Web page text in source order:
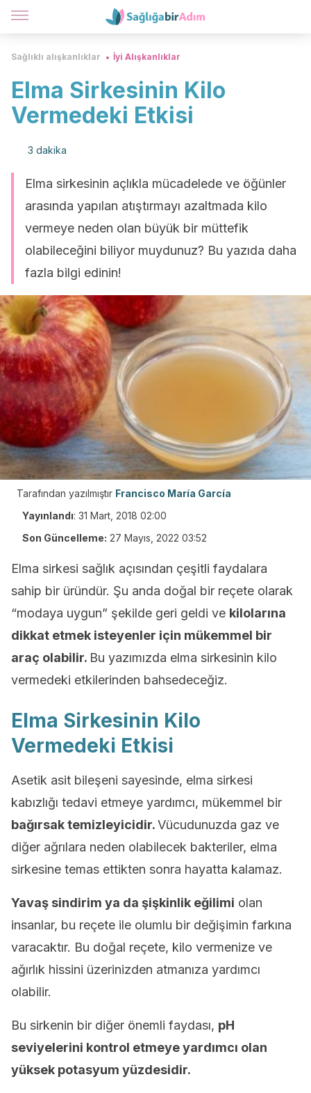
Sağlıklı alışkanlıklar İyi Alışkanlıklar
Elma Sirkesinin Kilo
Vermedeki Etkisi
3 dakika
Elma sirkesinin açlıkla mücadelede ve öğünler
arasında yapılan atıştırmayı azaltmada kilo
vermeye neden olan büyük bir müttefik
olabileceğini biliyor muydunuz? Bu yazıda daha
fazla bilgi edinin!
Tarafından yazılmıştır Francisco María García
Yayınlandı: 31 Mart, 2018 02:00
Son Güncelleme: 27 Mayıs, 2022 03:52
Elma sirkesi sağlık açısından çeşitli faydalara
sahip bir üründür. Şu anda doğal bir reçete olarak
“modaya uygun” şekilde geri geldi ve kilolarına
dikkat etmek isteyenler için mükemmel bir
araç olabilir. Bu yazımızda elma sirkesinin kilo
vermedeki etkilerinden bahsedeceğiz.
Elma Sirkesinin Kilo
Vermedeki Etkisi
Asetik asit bileşeni sayesinde, elma sirkesi
kabızlığı tedavi etmeye yardımcı, mükemmel bir
bağırsak temizleyicidir.Vücudunuzda gaz ve
diğer ağrılara neden olabilecek bakteriler, elma
sirkesine temas ettikten sonra hayatta kalamaz.
Yavaş sindirim ya da şişkinlik eğilimi olan
insanlar, bu reçete ile olumlu bir değişimin farkına
varacaktır. Bu doğal reçete, kilo vermenize ve
ağırlık hissini üzerinizden atmanıza yardımcı
olabilir.
Bu sirkenin bir diğer önemli faydası, pH
seviyelerini kontrol etmeye yardımcı olan
yüksek potasyum yüzdesidir.